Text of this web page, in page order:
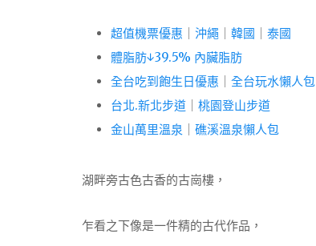
超值機票優惠 沖繩 韓國
泰國
體脂肪↓39.5% 內臟脂肪
全台吃到飽生日優惠
全台玩水懶人包
台北.新北步道
桃園登山步道
金山萬里溫泉
礁溪溫泉懶人包
湖畔旁古色古香的古崗樓，
乍看之下像是一件精的古代作品，